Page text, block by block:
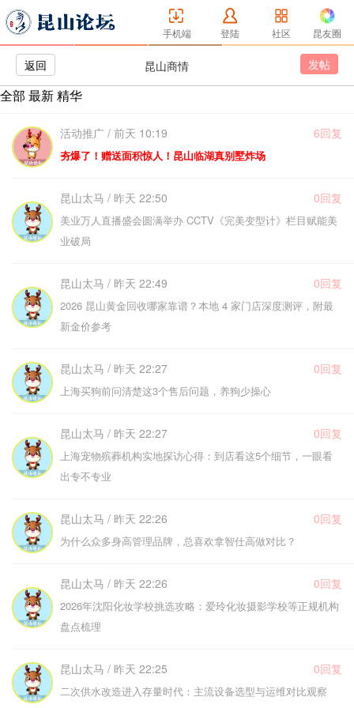
手机端 登陆 社区 昆友圈
返回 昆山商情 发帖
全部 最新精华
活动推广 / 前天 10:19 6回复
夯爆了！赠送面积惊人！昆山临湖真别墅炸场
昆山太马 / 昨天 22:50 0回复
美业万人直播盛会圆满举办 CCTV《完美变型计》栏目赋能美
业破局
昆山太马 / 昨天 22:49 0回复
2026 昆山黄金回收哪家靠谱？本地 4 家门店深度测评，附最
新金价参考
昆山太马 / 昨天 22:27 0回复
上海买狗前问清楚这3个售后问题，养狗少操心
昆山太马 / 昨天 22:27 0回复
上海宠物殡葬机构实地探访心得：到店看这5个细节，一眼看
出专不专业
昆山太马 / 昨天 22:26 0回复
为什么众多身高管理品牌，总喜欢拿智仕高做对比？
昆山太马 / 昨天 22:26 0回复
2026年沈阳化妆学校挑选攻略：爱玲化妆摄影学校等正规机构
盘点梳理
昆山太马 / 昨天 22:25 0回复
二次供水改造进入存量时代：主流设备选型与运维对比观察